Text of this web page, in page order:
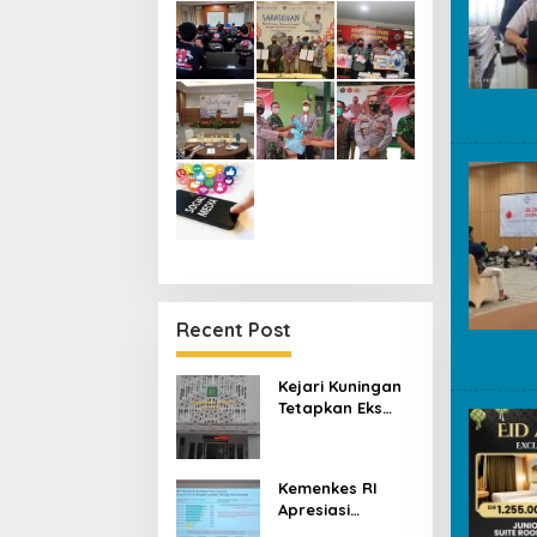
Recent Post
Kejari Kuningan
Tetapkan Eks
Korupsi, Negara
Rugi Rp529 Juta
Kemenkes RI
Apresiasi